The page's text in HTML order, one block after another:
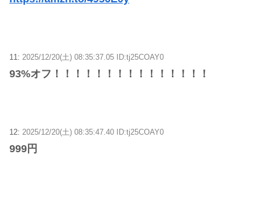
11: 2025/12/20(土) 08:35:37.05 ID:tj25COAY0
93%オフ！！！！！！！！！！！！！！！
12: 2025/12/20(土) 08:35:47.40 ID:tj25COAY0
999円